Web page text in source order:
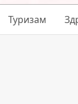
Туризам